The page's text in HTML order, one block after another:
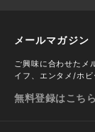
メールマガジン
ご興味に合わせたメ
イフ、エンタメ/ホビ
無料登録はこちら